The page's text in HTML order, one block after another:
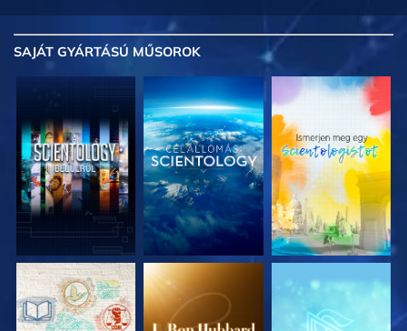
SAJÁT GYÁRTÁSÚ MŰSOROK
A SOROZAT
A SOROZAT
A SOROZAT